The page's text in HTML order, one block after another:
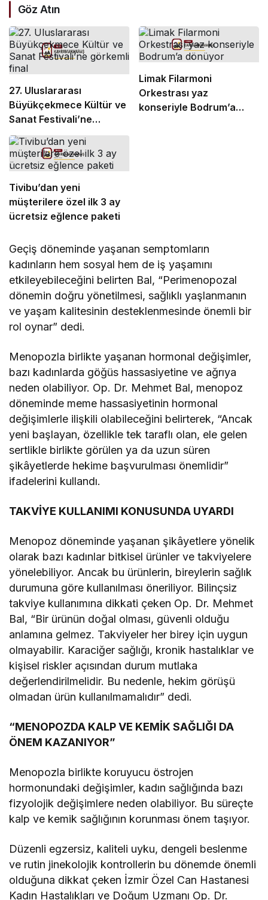
Göz Atın
27. Uluslararası
Büyükçekmece Kültür ve
Sanat Festivali’ne
görkemli final
Limak Filarmoni
Orkestrası yaz
konseriyle Bodrum’a
Tivibu’dan yeni
müşterilere özel ilk 3 ay
ücretsiz eğlence paketi
Geçiş döneminde yaşanan semptomların
kadınların hem sosyal hem de iş yaşamını
etkileyebileceğini belirten Bal, “Perimenopozal
dönemin doğru yönetilmesi, sağlıklı yaşlanmanın
ve yaşam kalitesinin desteklenmesinde önemli bir
rol oynar” dedi.
Menopozla birlikte yaşanan hormonal değişimler,
bazı kadınlarda göğüs hassasiyetine ve ağrıya
neden olabiliyor. Op. Dr. Mehmet Bal, menopoz
döneminde meme hassasiyetinin hormonal
değişimlerle ilişkili olabileceğini belirterek, “Ancak
yeni başlayan, özellikle tek taraflı olan, ele gelen
sertlikle birlikte görülen ya da uzun süren
şikâyetlerde hekime başvurulması önemlidir”
ifadelerini kullandı.
TAKVİYE KULLANIMI KONUSUNDA UYARDI
Menopoz döneminde yaşanan şikâyetlere yönelik
olarak bazı kadınlar bitkisel ürünler ve takviyelere
yönelebiliyor. Ancak bu ürünlerin, bireylerin sağlık
durumuna göre kullanılması öneriliyor. Bilinçsiz
takviye kullanımına dikkati çeken Op. Dr. Mehmet
Bal, “Bir ürünün doğal olması, güvenli olduğu
anlamına gelmez. Takviyeler her birey için uygun
olmayabilir. Karaciğer sağlığı, kronik hastalıklar ve
kişisel riskler açısından durum mutlaka
değerlendirilmelidir. Bu nedenle, hekim görüşü
olmadan ürün kullanılmamalıdır” dedi.
“MENOPOZDA KALP VE KEMİK SAĞLIĞI DA
ÖNEM KAZANIYOR”
Menopozla birlikte koruyucu östrojen
hormonundaki değişimler, kadın sağlığında bazı
fizyolojik değişimlere neden olabiliyor. Bu süreçte
kalp ve kemik sağlığının korunması önem taşıyor.
Düzenli egzersiz, kaliteli uyku, dengeli beslenme
ve rutin jinekolojik kontrollerin bu dönemde önemli
olduğuna dikkat çeken İzmir Özel Can Hastanesi
Kadın Hastalıkları ve Doğum Uzmanı Op. Dr.